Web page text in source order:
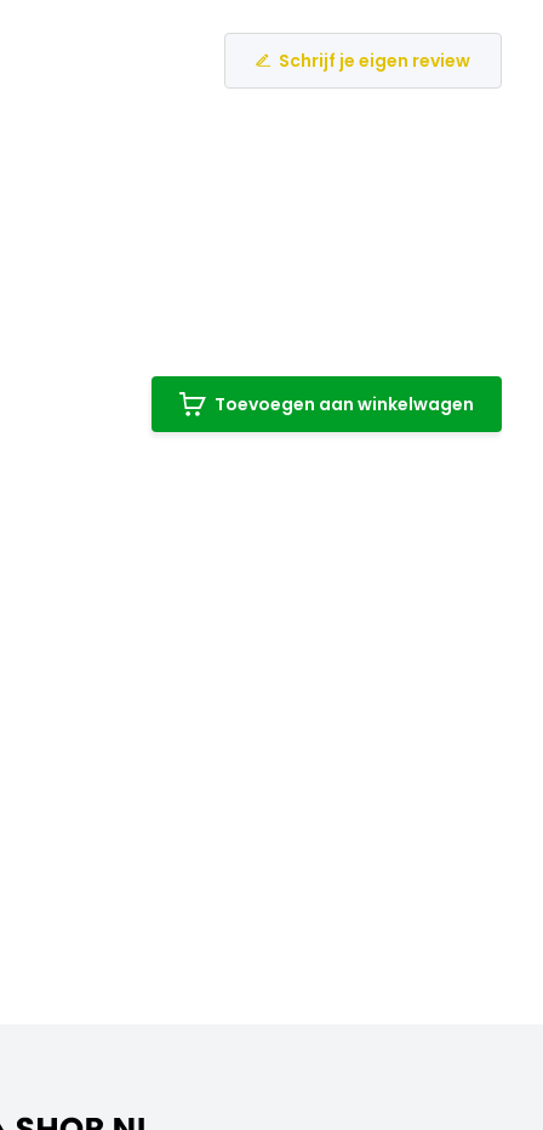
Schrijf je eigen review
Toevoegen aan winkelwagen